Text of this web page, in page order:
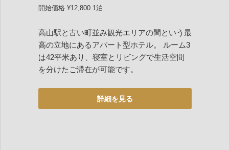
開始価格 ¥12,800 1泊
高山駅と古い町並み観光エリアの間という最
高の立地にあるアパート型ホテル。 ルーム3
は42平米あり、寝室とリビングで生活空間
を分けたご滞在が可能です。